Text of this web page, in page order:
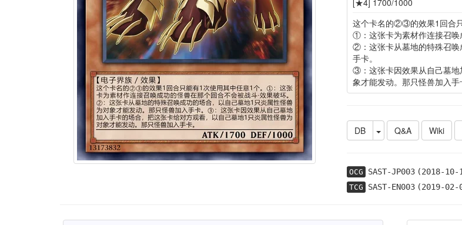
这个卡名的②③的效果1回合
①：这张卡为素材作连接召唤
②：这张卡从墓地的特殊召唤
手卡。
③：这张卡因效果从自己墓地
象才能发动。那只怪兽加入手
DB Q&A Wiki
OCG SAST-JP003(2018-10-
TCG SAST-EN003(2019-02-